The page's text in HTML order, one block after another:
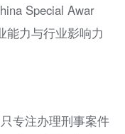
Special Awar
能力与行业影响力
专注办理刑事案件